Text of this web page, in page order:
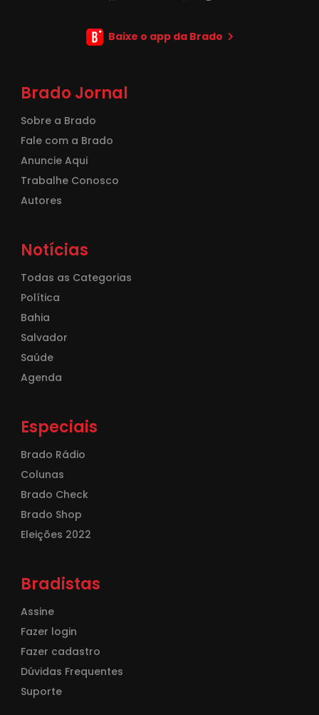
Baixe o app da Brado
Brado Jornal
Sobre a Brado
Fale com a Brado
Anuncie Aqui
Trabalhe Conosco
Autores
Notícias
Todas as Categorias
Política
Bahia
Salvador
Saúde
Agenda
Especiais
Brado Rádio
Colunas
Brado Check
Brado Shop
Eleições 2022
Bradistas
Assine
Fazer login
Fazer cadastro
Dúvidas Frequentes
Suporte